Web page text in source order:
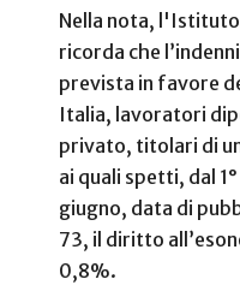
Nella nota,
ricorda che
prevista in favore
Italia, lavoratori
privato, titolari di
ai quali spetti, dal
giugno, data di
73, il diritto
0,8%.